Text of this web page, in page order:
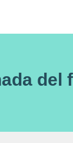
del